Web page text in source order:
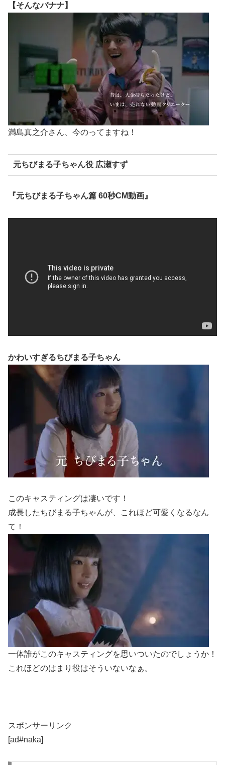
【そんなバナナ】
満島真之介さん、今のってますね！
元ちびまる子ちゃん役 広瀬すず
『元ちびまる子ちゃん篇 60秒CM動画』
かわいすぎるちびまる子ちゃん
このキャスティングは凄いです！
成長したちびまる子ちゃんが、これほど可愛くなるなん
て！
一体誰がこのキャスティングを思いついたのでしょうか！
これほどのはまり役はそういないなぁ。
スポンサーリンク
[ad#naka]